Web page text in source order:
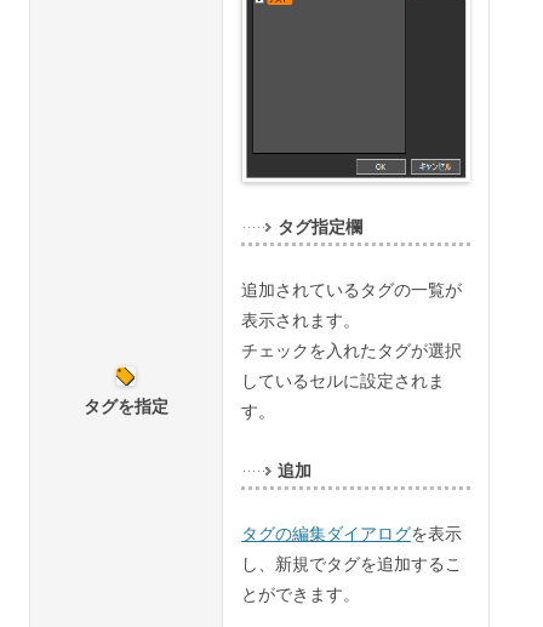
タグを指定
タグ指定欄
追加されているタグの一覧が
表示されます。
チェックを入れたタグが選択
しているセルに設定されま
す。
追加
タグの編集ダイアログを表示
し、新規でタグを追加するこ
とができます。